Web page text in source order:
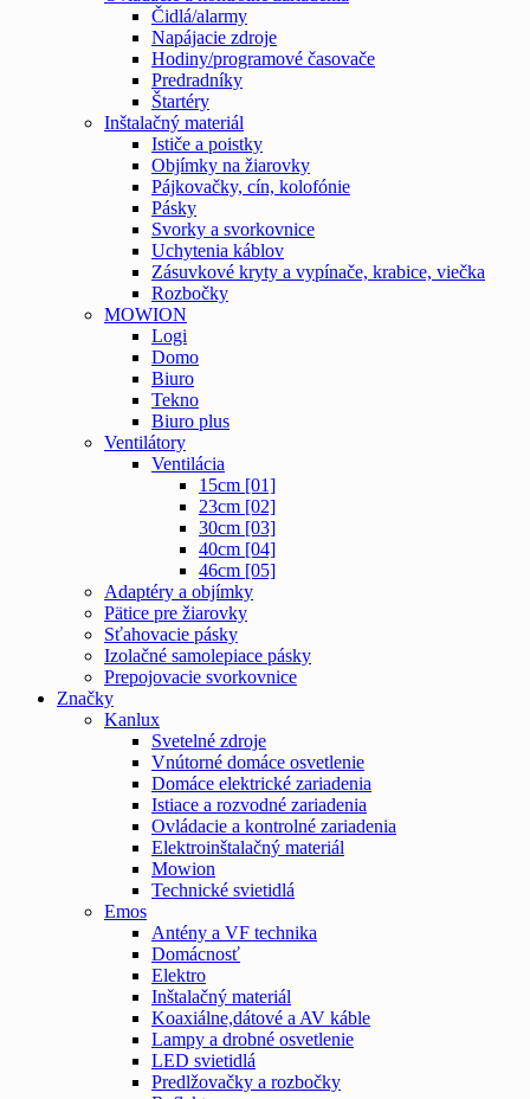
Čidlá/alarmy
Napájacie zdroje
Hodiny/programové časovače
Predradníky
Štartéry
Inštalačný materiál
Ističe a poistky
Objímky na žiarovky
Pájkovačky, cín, kolofónie
Pásky
Svorky a svorkovnice
Uchytenia káblov
Zásuvkové kryty a vypínače, krabice, viečka
Rozbočky
MOWION
Logi
Domo
Biuro
Tekno
Biuro plus
Ventilátory
Ventilácia
15cm [01]
23cm [02]
30cm [03]
40cm [04]
46cm [05]
Adaptéry a objímky
Pätice pre žiarovky
Sťahovacie pásky
Izolačné samolepiace pásky
Prepojovacie svorkovnice
Značky
Kanlux
Svetelné zdroje
Vnútorné domáce osvetlenie
Domáce elektrické zariadenia
Istiace a rozvodné zariadenia
Ovládacie a kontrolné zariadenia
Elektroinštalačný materiál
Mowion
Technické svietidlá
Emos
Antény a VF technika
Domácnosť
Elektro
Inštalačný materiál
Koaxiálne,dátové a AV káble
Lampy a drobné osvetlenie
LED svietidlá
Predlžovačky a rozbočky